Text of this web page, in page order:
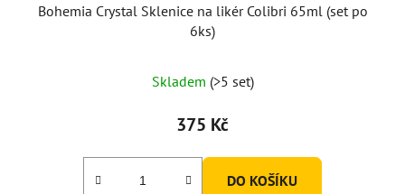
Bohemia Crystal Sklenice na likér Colibri 65ml (set po
6ks)
Skladem (>5 set)
375 Kč
DO KOŠÍKU